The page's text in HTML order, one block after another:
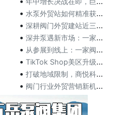
• 水泵外贸站如何精准获客？商悦科技用三十年实战给出答案
• 深耕阀门外贸建站近三十年，商悦科技用定制方案赢得客户
• 深井泵遇新市场：一家外贸商的水泵营销破局记
• 从参展到线上：一家阀门外贸商的转型与商悦科技助力
• TikTok Shop美区升级发布ACE商家经营方法
• 打破地域限制，商悦科技助力水泵企业在全球市场崭露头角
• 阀门行业外贸营销新机遇：商悦科技助力阀门企业拓展国际